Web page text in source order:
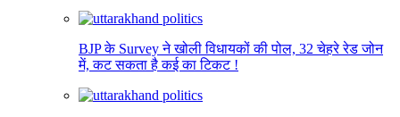
BJP के Survey ने खोली विधायकों की पोल, 32 चेहरे रेड जोन
में, कट सकता है कई का टिकट !